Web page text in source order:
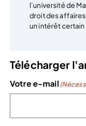
l’université de
droit des
un intérêt
Télécharger
Votre e-mail